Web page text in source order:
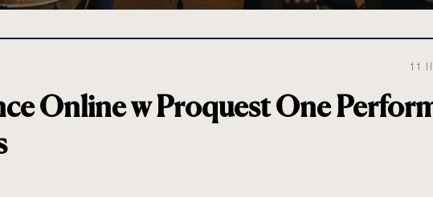
11
Online w Proquest One